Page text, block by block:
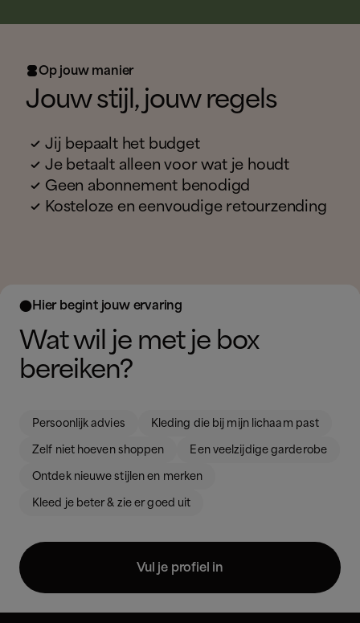
Op jouw manier
Jouw stijl, jouw regels
 Jij bepaalt het budget
 Je betaalt alleen voor wat je houdt
 Geen abonnement benodigd
 Kosteloze en eenvoudige retourzending
Hier begint jouw ervaring
Wat wil je met je box
bereiken?
Persoonlijk advies Kleding die bij mijn lichaam past
Zelf niet hoeven shoppen Een veelzijdige garderobe
Ontdek nieuwe stijlen en merken
Kleed je beter & zie er goed uit
Vul je profiel in